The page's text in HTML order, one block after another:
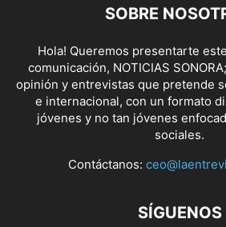
SOBRE
Hola! Queremos presentarte
comunicación, NOTICIAS
opinión y entrevistas que pretende
e internacional, con un formato
jóvenes y no tan jóvenes
sociales.
Contáctanos:
SÍGUENOS